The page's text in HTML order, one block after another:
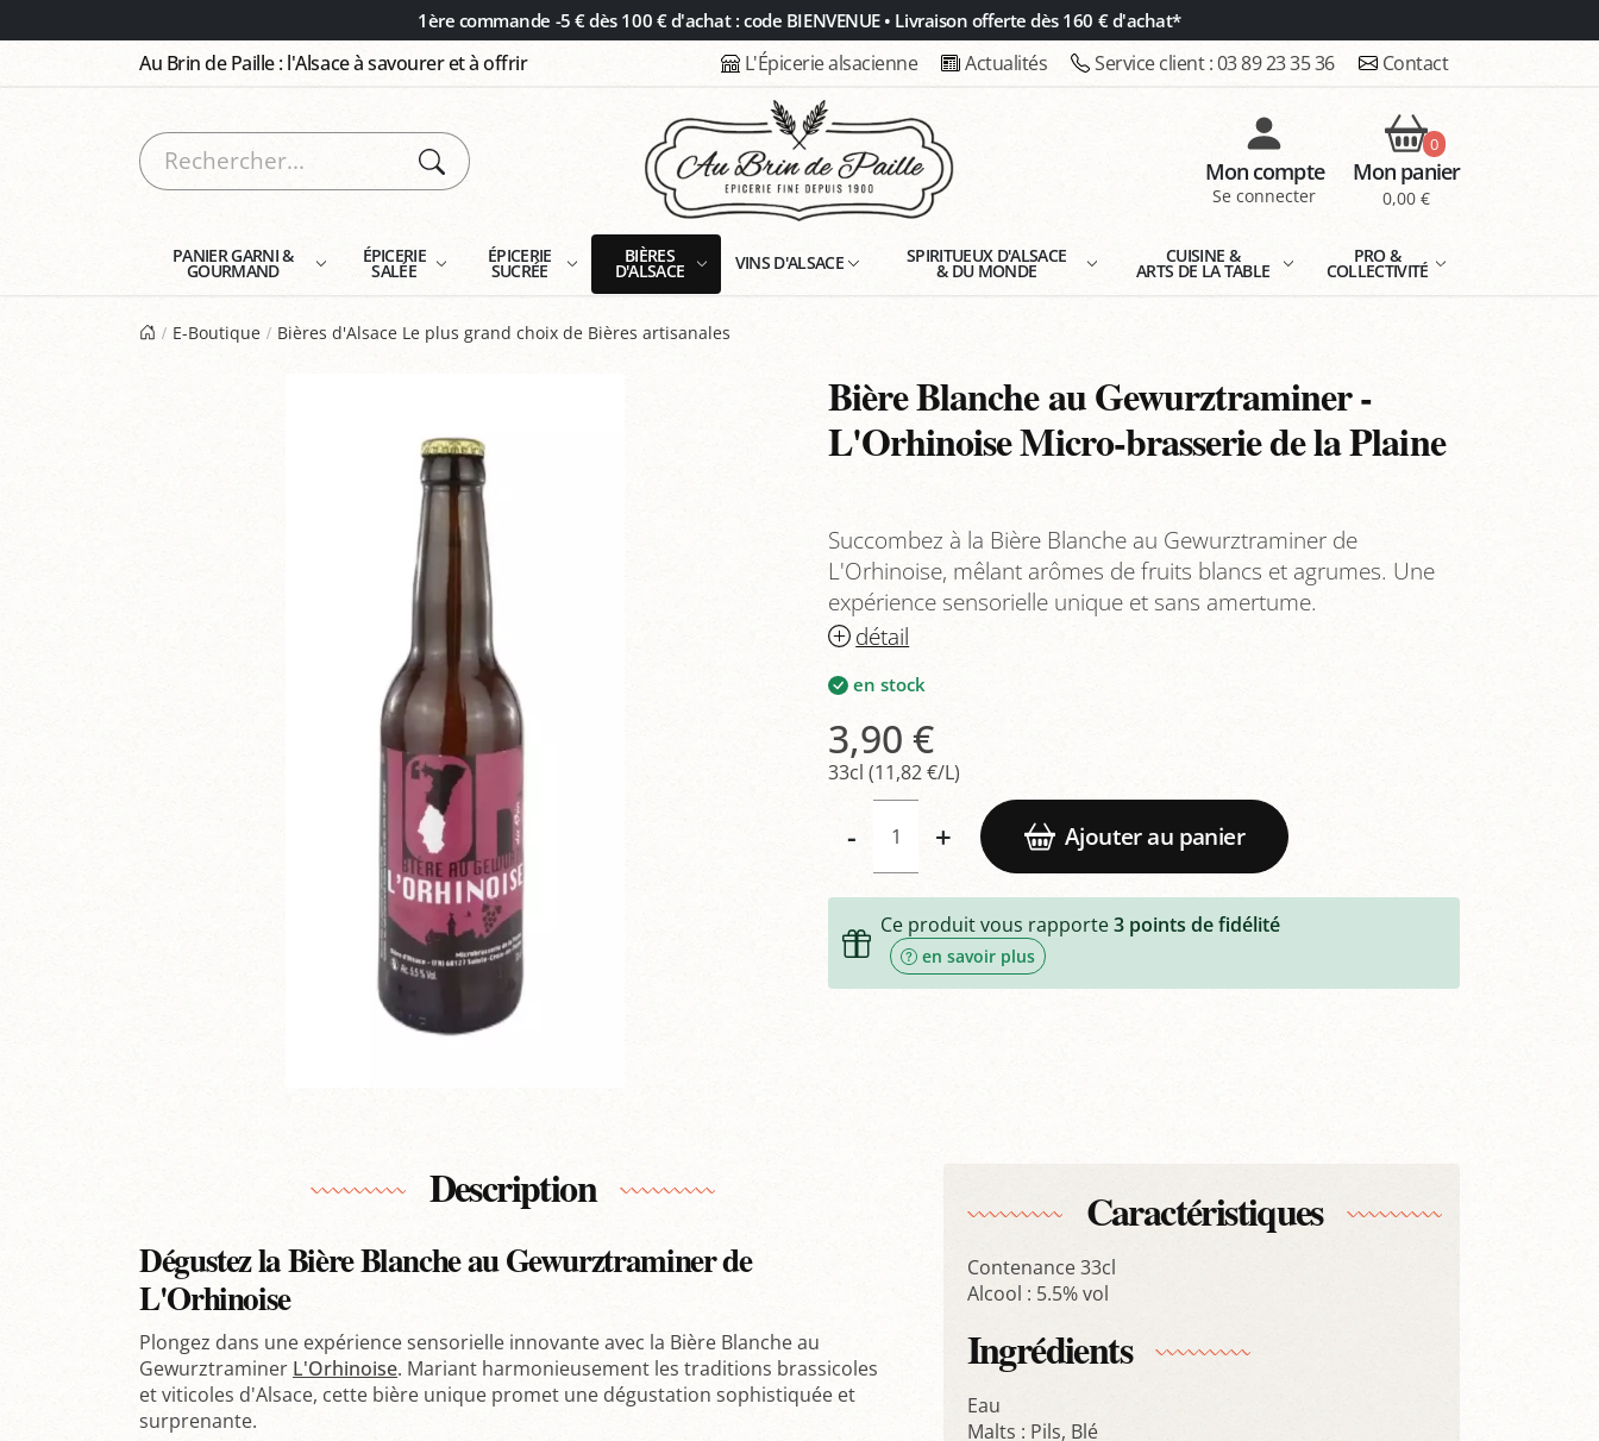
1ère commande -5 € dès 100 € d'achat : code BIENVENUE • Livraison offerte dès 160 € d'achat*
Au Brin de Paille : l'Alsace à savourer et à offrir L'Épicerie alsacienne Actualités Service client :03 89 23 35 36 Contact
Mon compte
Se connecter
0
Mon panier
0,00 €
PANIER GARNI &
GOURMAND
ÉPICERIE
SALÉE
ÉPICERIE
SUCRÉE
BIÈRES
D'ALSACE VINS D'ALSACE SPIRITUEUX D'ALSACE
& DU MONDE
CUISINE &
ARTS DE LA TABLE
PRO &
COLLECTIVITÉ
E-Boutique Bières d'Alsace Le plus grand choix de Bières artisanales
Bière Blanche au Gewurztraminer -
L'Orhinoise Micro-brasserie de la Plaine
Succombez à la Bière Blanche au Gewurztraminer de
L'Orhinoise, mêlant arômes de fruits blancs et agrumes. Une
expérience sensorielle unique et sans amertume.
détail
en stock
3,90 €
33cl (11,82 €/L)
- + Ajouter au panier
Ce produit vous rapporte3points de fidélité
en savoir plus
Description
Dégustez la Bière Blanche au Gewurztraminer de
L'Orhinoise
Plongez dans une expérience sensorielle innovante avec la Bière Blanche au
Gewurztraminer L'Orhinoise. Mariant harmonieusement les traditions brassicoles
et viticoles d'Alsace, cette bière unique promet une dégustation sophistiquée et
surprenante.
Caractéristiques
Contenance 33cl
Alcool : 5.5% vol
Ingrédients
Eau
Malts : Pils, Blé